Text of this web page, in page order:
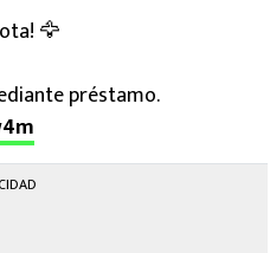
🦅
préstamo.